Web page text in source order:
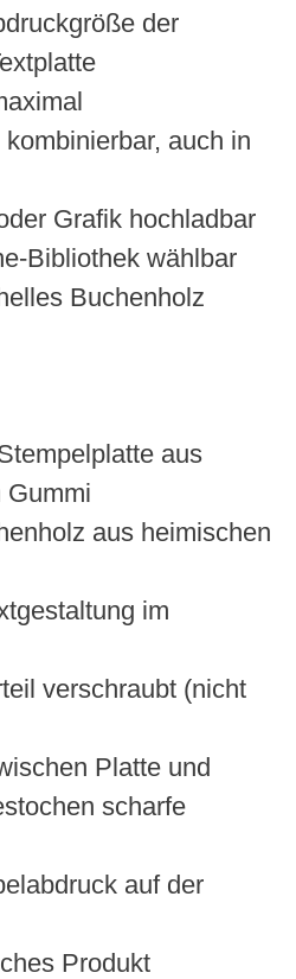
der
auch in
Grafik hochladbar
Bibliothek wählbar
Buchenholz
aus
Gummi
aus heimischen
im
verschraubt (nicht
Platte und
scharfe
auf der
Produkt